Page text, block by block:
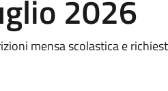
2026
mensa scolastica e